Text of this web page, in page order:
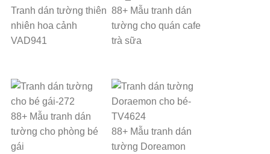
Tranh dán tường thiên
nhiên hoa cảnh
VAD941
88+ Mẫu tranh dán
tường cho quán cafe
trà sữa
88+ Mẫu tranh dán
tường cho phòng bé
gái
88+ Mẫu tranh dán
tường Doreamon